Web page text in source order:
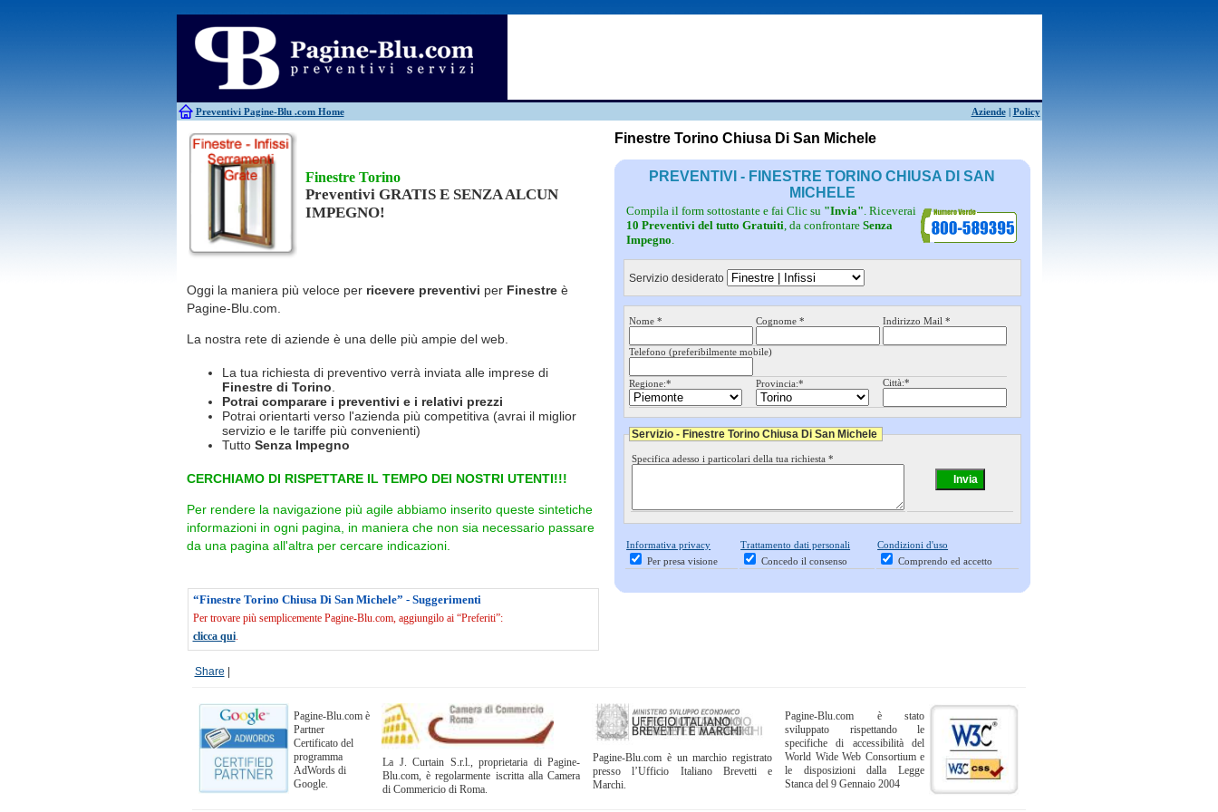
Preventivi Pagine-Blu .com Home Aziende| Policy
Antifurti
Allarme
Bagni chimici
Edilizia Giardinieri
Caldaie
Falegnami Idraulici
Canne fumarie
Finestre Torino
Preventivi GRATIS E SENZA ALCUN
IMPEGNO!
Oggi la maniera più veloce per ricevere preventivi per Finestreè
Pagine-Blu.com.
La nostra rete di aziende è una delle più ampie del web.
La tua richiesta di preventivo verrà inviata alle imprese di
Finestre di Torino
Potrai comparare i preventivi e i relativi prezzi
Potrai orientarti verso l'azienda più competitiva (avrai il miglior
servizio e le tariffe più convenienti)
Tutto Senza Impegno
CERCHIAMO DI RISPETTARE IL TEMPO DEI NOSTRI UTENTI!!!
Per rendere la navigazione più agile abbiamo inserito queste sintetiche
informazioni in ogni pagina, in maniera che non sia necessario passare
da una pagina all'altra per cercare indicazioni.
“Finestre Torino Chiusa Di San Michele” - Suggerimenti
Per trovare più semplicemente Pagine-Blu.com, aggiungilo ai “Preferiti”:
clicca qui.
Share
Finestre Torino Chiusa Di San Michele
PREVENTIVI - FINESTRE TORINO CHIUSA DI SAN
MICHELE
Compila il form sottostante e fai Clic su "Invia". Riceverai
10 Preventivi del tutto Gratuiti, da confrontareSenza
Impegno.
Servizio desiderato
Nome * Cognome * Indirizzo Mail *
Telefono (preferibilmente mobile)
Regione:* Provincia:* Città:*
Servizio - Finestre Torino Chiusa Di San Michele
Specifica adesso i particolari della tua richiesta *
Informativa privacy
Per presa visione
Trattamento dati personali
Concedo il consenso
Condizioni d'uso
Comprendo ed accetto
Pagine-Blu.com è
Partner
Certificato del
programma
AdWords di
Google.
La J. Curtain S.r.l., proprietaria di Pagine-
Blu.com, è regolarmente iscritta alla Camera
di Commericio di Roma.
Pagine-Blu.com è un marchio registrato
presso l’Ufficio Italiano Brevetti e
Marchi.
Pagine-Blu.com è stato
sviluppato rispettando le
specifiche di accessibilità del
World Wide Web Consortium e
le disposizioni dalla Legge
Stanca del 9 Gennaio 2004